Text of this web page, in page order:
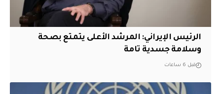
الرئيس الإيراني: المرشد الأعلى يتمتع بصحة
وسلامة جسدية تامة
قبل 6 ساعات